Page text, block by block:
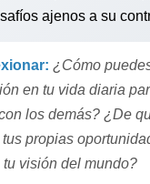
ajenos a su
¿Cómo
en tu vida diaria
los demás? ¿De
propias
visión del mundo?